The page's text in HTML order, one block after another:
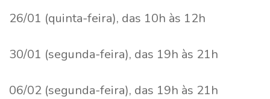
26/01 (quinta-feira), das 10h às 12h
30/01 (segunda-feira), das 19h às 21h
06/02 (segunda-feira), das 19h às 21h